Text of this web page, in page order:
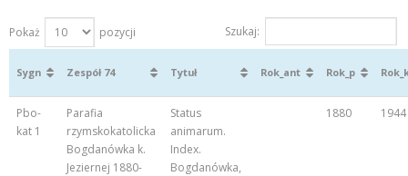
Pokaż pozycji Szukaj:
Sygn Zespół 74 Tytuł Rok_ant Rok_p
Pbo-
kat 1
Parafia
rzymskokatolicka
Bogdanówka k.
Jeziernej 1880-
Status
animarum.
Index.
Bogdanówka,
1880 1944